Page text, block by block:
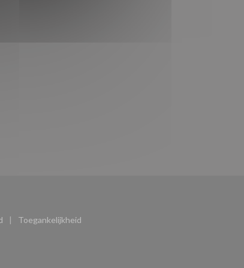
in een nieuw venster))
in een nieuw venster))
Toegankelijkheid
((opent in een nieuw venster))